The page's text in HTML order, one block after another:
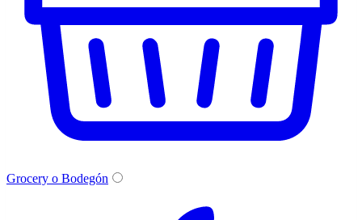
Grocery o Bodegón